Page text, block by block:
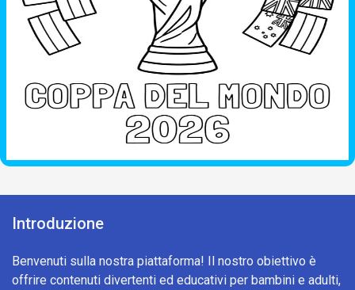
Introduzione
Benvenuti sulla nostra piattaforma! Il nostro obiettivo è
offrire contenuti divertenti ed educativi per bambini e adulti,